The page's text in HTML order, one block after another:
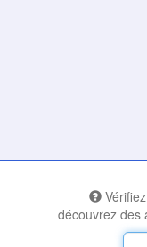
découvrez des